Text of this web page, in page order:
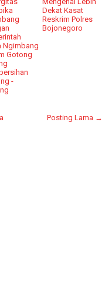
Ngimbang
Gotong
-
Dekat Kasat
Reskrim Polres
Bojonegoro
Posting Lama →